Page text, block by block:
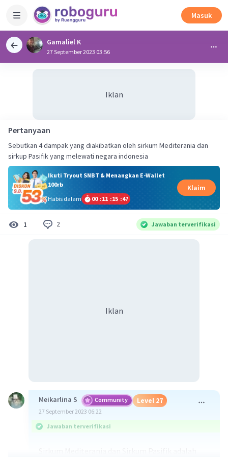
Masuk
Gamaliel K
27 September 2023 03:56
Iklan
Pertanyaan
Sebutkan 4 dampak yang diakibatkan oleh sirkum Mediterania dan
sirkup Pasifik yang melewati negara indonesia
Ikuti Tryout SNBT & Menangkan E-Wallet
100rb
Habis dalam
00 :11 :15 :46
Klaim
1 2 Jawaban terverifikasi
Iklan
Meikarlina S Community Level 27
27 September 2023 06:22
Jawaban terverifikasi